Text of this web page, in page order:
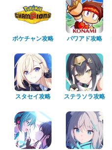
ポケチャン攻略 パワアド攻略
スタセイ攻略 ステラソラ攻略